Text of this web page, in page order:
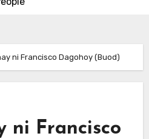
ni Francisco Dagohoy (Buod)
ni Francisco